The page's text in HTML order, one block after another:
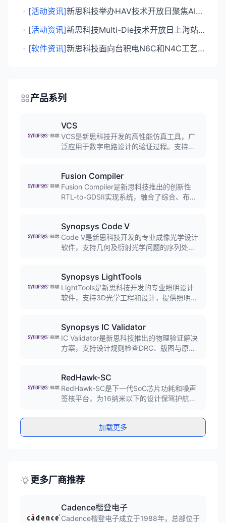
・ [活动资讯]
新思科技举办HAV技术开放日聚焦AI与硬件加速验证
・ [活动资讯]
新思科技Multi-Die技术开放日上海站助力算力升级
・ [软件资讯] 新思科技面向台积电N6C和N4C工艺推出完整IP产品组合，降低边缘AI芯片成本
产品系列
VCS
VCS是新思科技开发的高性能仿真工具，广
泛应用于数字电路设计的验证过程。支持
决方案。
Fusion Compiler
Fusion Compiler是新思科技推出的创新性
RTL-to-GDSII实现系统，融合了综合、布
流程优化引擎，实现额外的PPA优化，是业
界唯一支持黄金签核标准的RTL-to-GDSII产
品。
Synopsys Code V
Code V是新思科技开发的专业成像光学设计
软件，支持几何及衍射光学问题的序列处
示等领域。
Synopsys LightTools
LightTools是新思科技开发的专业照明设计
软件，支持3D光学工程和设计，提供照明应
等领域。
Synopsys IC Validator
IC Validator是新思科技推出的物理验证解决
方案，支持设计规则检查DRC、版图与原理
验证，确保设计的可制造性。
RedHawk-SC
RedHawk-SC是下一代SoC芯片功耗和噪声
签核平台，为16纳米以下的设计保驾护航。
动态压降干扰分析等功能，是数字设计的黄
金标准电源完整性验证工具。
加载更多
更多厂商推荐
Cadence楷登电子
Cadence楷登电子成立于1988年，总部位于